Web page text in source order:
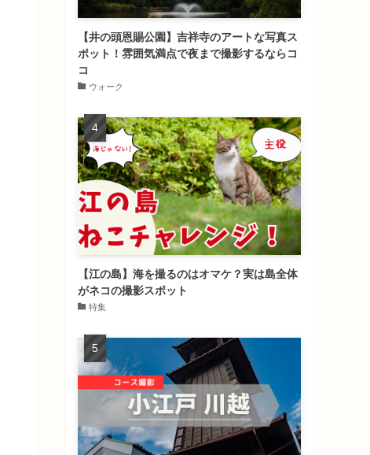
【井の頭恩賜公園】吉祥寺のアートな写真ス
ポット！雰囲気満点で夜まで撮影するならコ
コ
ウォーク
【江の島】海を撮るのはオマケ？実は島全体
がネコの撮影スポット
特集